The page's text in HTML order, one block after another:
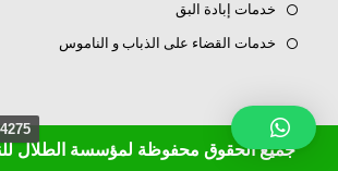
خدمات إبادة البق
خدمات القضاء على الذباب و الناموس
جميع الحقوق محفوظة لمؤسسة الطلال